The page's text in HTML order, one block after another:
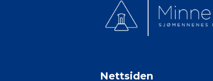
Nettsiden